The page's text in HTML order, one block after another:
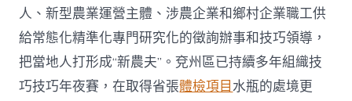
人、新型農業運營主體、涉農企業和鄉村企業職工供
給常態化精準化專門研究化的徵詢辦事和技巧領導，
把當地人打形成“新農夫”。兗州區已持續多年組織技
巧技巧年夜賽，在取得省張體檢項目 水瓶的處境更